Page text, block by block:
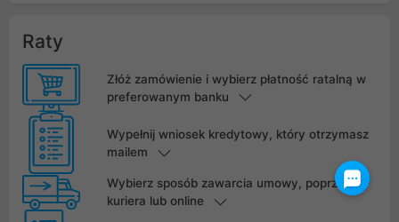
Raty
Złóż zamówienie i wybierz płatność ratalną w
preferowanym banku
Wypełnij wniosek kredytowy, który otrzymasz
mailem
Wybierz sposób zawarcia umowy, poprzez
kuriera lub online